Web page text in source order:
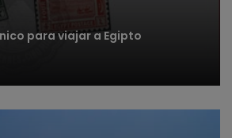
para viajar a Egipto